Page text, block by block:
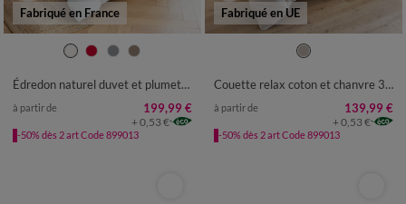
Fabriqué en France
Édredon naturel duvet et plumettes qualité prestige
à partir de 199,99 €
+ 0,53 €
-50% dès 2 art Code 899013
Fabriqué en UE
Couette relax coton et chanvre 350g/m²
à partir de 139,99 €
+ 0,53 €
-50% dès 2 art Code 899013